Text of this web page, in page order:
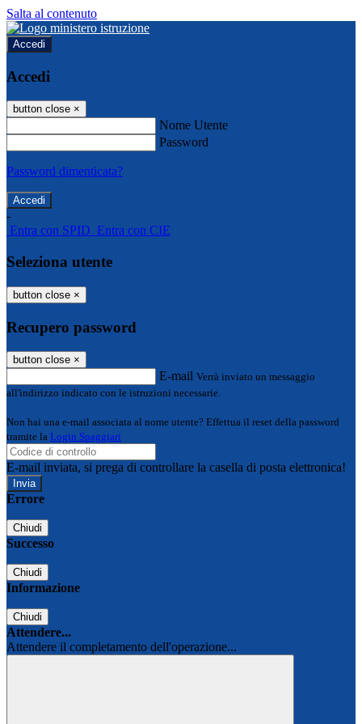
Salta al contenuto
Accedi
Accedi
button close ×
Nome Utente
Password
Password dimenticata?
-
Entra con SPID Entra con CIE
Seleziona utente
button close ×
Recupero password
button close ×
E-mail Verrà inviato un messaggio
all'indirizzo indicato con le istruzioni necessarie.
Non hai una e-mail associata al nome utente? Effettua il reset della password
tramite la Login Spaggiari
E-mail inviata, si prega di controllare la casella di posta elettronica!
Errore
Chiudi
Successo
Chiudi
Informazione
Chiudi
Attendere...
Attendere il completamento dell'operazione...